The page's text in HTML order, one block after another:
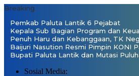
Breaking
Pemkab Paluta Lantik 6 Pejabat
Kepala Sub Bagian Program dan
Penuh Haru dan Kebanggaan, TK
Baijuri Nasution Resmi Pimpin KONI
Bupati Paluta Lantik dan Mutasi
Sosial Media: